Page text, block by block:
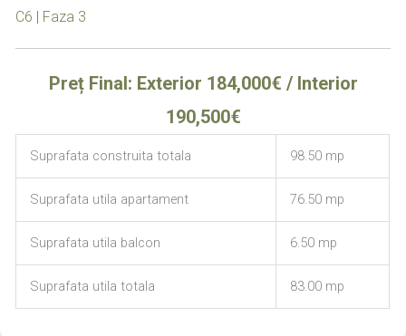
C6 | Faza 3
Preț Final: Exterior 184,000€ / Interior
190,500€
Suprafata construita totala 98.50 mp
Suprafata utila apartament 76.50 mp
Suprafata utila balcon 6.50 mp
Suprafata utila totala 83.00 mp